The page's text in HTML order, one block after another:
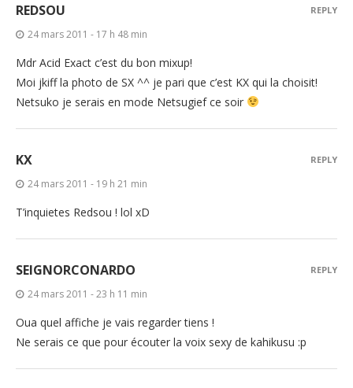
REDSOU
24 mars 2011 - 17 h 48 min
Mdr Acid Exact c’est du bon mixup!
Moi jkiff la photo de SX ^^ je pari que c’est KX qui la choisit!
Netsuko je serais en mode Netsugief ce soir
REPLY
KX
24 mars 2011 - 19 h 21 min
T’inquietes Redsou ! lol xD
REPLY
SEIGNORCONARDO
24 mars 2011 - 23 h 11 min
Oua quel affiche je vais regarder tiens !
Ne serais ce que pour écouter la voix sexy de kahikusu :p
REPLY